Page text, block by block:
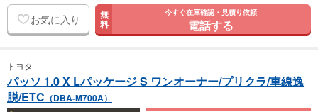
お気に入り 無
料
今すぐ在庫確認・見積り依頼
電話する
トヨタ
パッソ 1.0 X Lパッケージ S ワンオーナー/プリクラ/車線逸
脱/ETC （DBA-M700A）